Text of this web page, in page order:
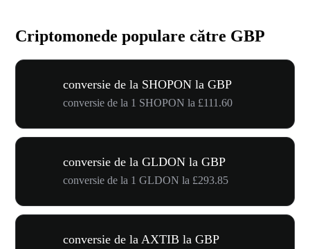
Criptomonede populare către GBP
conversie de la SHOPON la GBP
conversie de la 1 SHOPON la £111.60
conversie de la GLDON la GBP
conversie de la 1 GLDON la £293.85
conversie de la AXTIB la GBP